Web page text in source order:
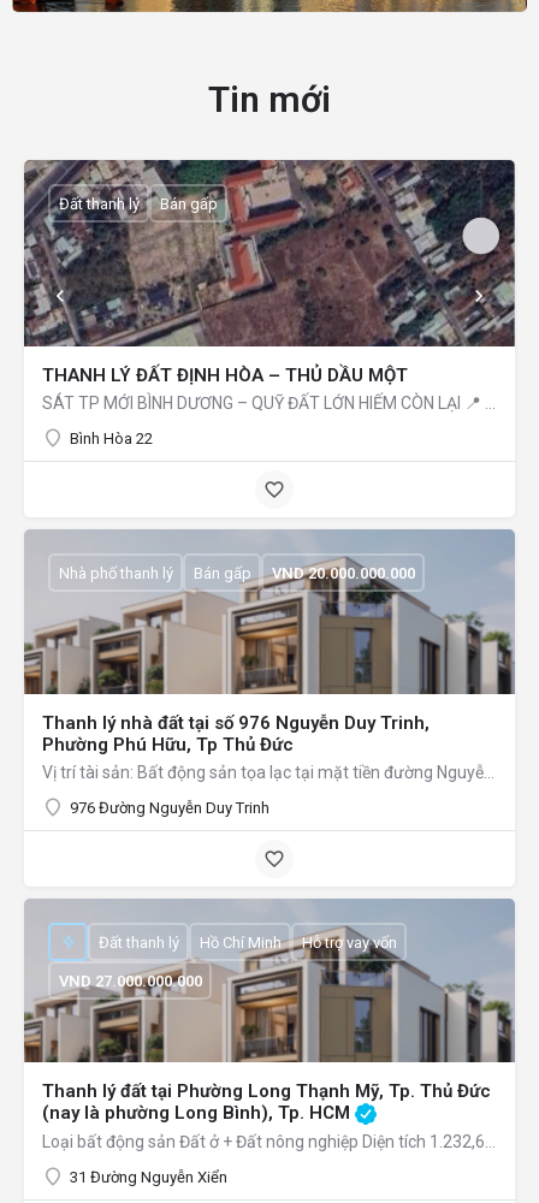
Tin mới
THANH LÝ ĐẤT ĐỊNH HÒA – THỦ DẦU MỘT
Bình Hòa 22
Đất thanh lý Bán gấp
Thanh lý nhà đất tại số 976 Nguyễn Duy Trinh,
Phường Phú Hữu, Tp Thủ Đức
976 Đường Nguyễn Duy Trinh
Nhà phố thanh lý Bán gấp VND20.000.000.000
Thanh lý đất tại Phường Long Thạnh Mỹ, Tp. Thủ Đức
(nay là phường Long Bình), Tp. HCM
31 Đường Nguyễn Xiển
Đất thanh lý Hồ Chí Minh Hỗ trợ vay vốn
VND 27.000.000.000